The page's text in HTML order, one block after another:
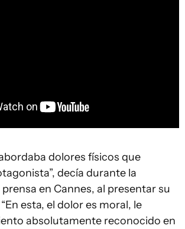
dolores físicos que
decía durante la
en Cannes, al presentar su
esta, el dolor es moral, le
absolutamente reconocido en